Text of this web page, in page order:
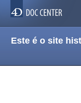
Este é o site